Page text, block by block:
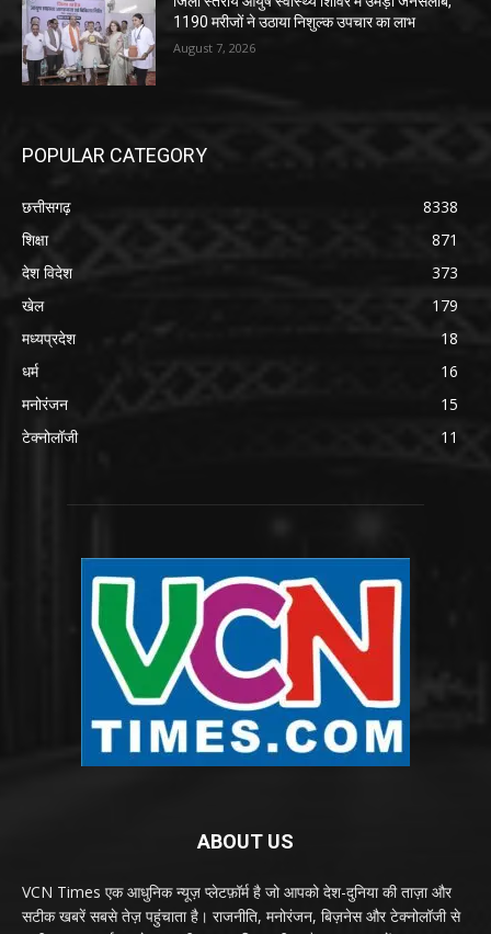
1190 मरीजों ने उठाया निशुल्क उपचार का लाभ
August 7, 2026
POPULAR CATEGORY
छत्तीसगढ़
8338
शिक्षा
871
देश विदेश
373
खेल
179
मध्यप्रदेश
18
धर्म
16
मनोरंजन
15
टेक्नोलॉजी
11
ABOUT US
VCN Times एक आधुनिक न्यूज़ प्लेटफ़ॉर्म है जो आपको देश-दुनिया की ताज़ा और
सटीक खबरें सबसे तेज़ पहुंचाता है। राजनीति, मनोरंजन, बिज़नेस और टेक्नोलॉजी से